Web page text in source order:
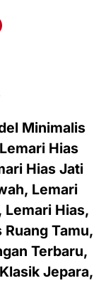
Minimalis
Hias
Hias Jati
Lemari
Lemari Hias,
Tamu,
Terbaru,
Jepara,